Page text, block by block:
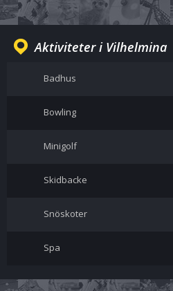
Aktiviteter i Vilhelmina
Badhus
Bowling
Minigolf
Skidbacke
Snöskoter
Spa